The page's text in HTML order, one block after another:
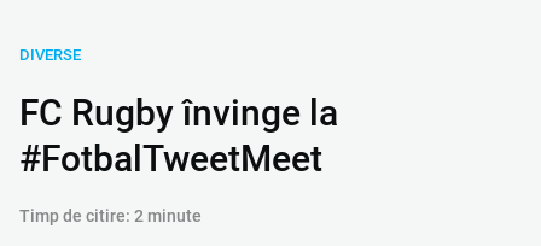
DIVERSE
FC Rugby învinge la
#FotbalTweetMeet
Timp de citire: 2 minute